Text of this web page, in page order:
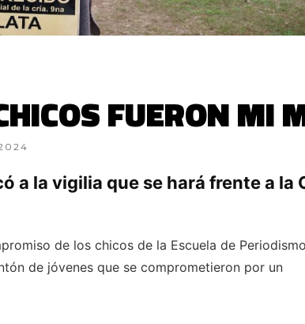
FUERON MI
a la vigilia que se hará frente a la
de los chicos de la Escuela de
de jóvenes que se comprometieron por un